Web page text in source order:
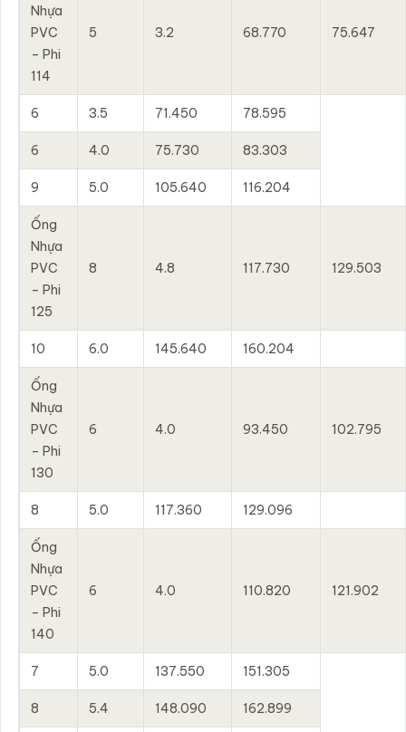
Nhựa
PVC
– Phi
114
5 3.2 68.770 75.647
6 3.5 71.450 78.595
6 4.0 75.730 83.303
9 5.0 105.640 116.204
Ống
Nhựa
PVC
– Phi
125
8 4.8 117.730 129.503
10 6.0 145.640 160.204
Ống
Nhựa
PVC
– Phi
130
6 4.0 93.450 102.795
8 5.0 117.360 129.096
Ống
Nhựa
PVC
– Phi
140
6 4.0 110.820 121.902
7 5.0 137.550 151.305
8 5.4 148.090 162.899